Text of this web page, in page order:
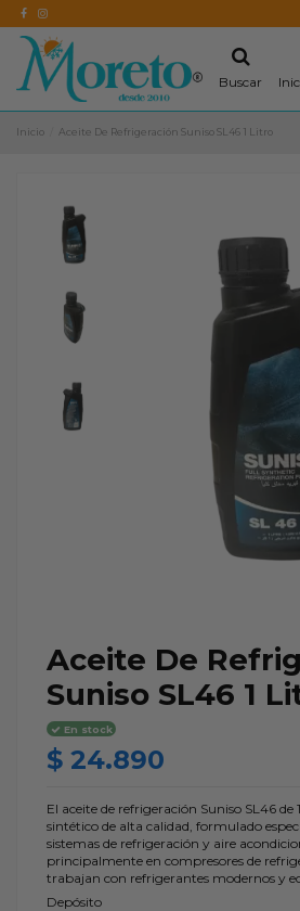
Buscar
Inicio Aceite De Refrigeración Suniso SL46 1 Litro
Aceite De
Suniso SL46 1
En stock
$ 24.890
El aceite de refrigeración Suniso SL46
sintético de alta calidad, formulado
sistemas de refrigeración y aire
principalmente en compresores de
trabajan con refrigerantes modernos y
Depósito